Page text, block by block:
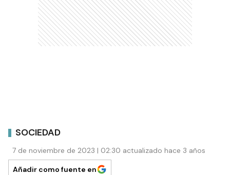
SOCIEDAD
7 de noviembre de 2023 | 02:30 actualizado hace 3 años
Añadir como fuente en